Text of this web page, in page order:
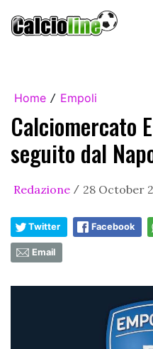
Home / Empoli
Calciomercato
seguito dal
Redazione / 28 October
Twitter Facebook
Email